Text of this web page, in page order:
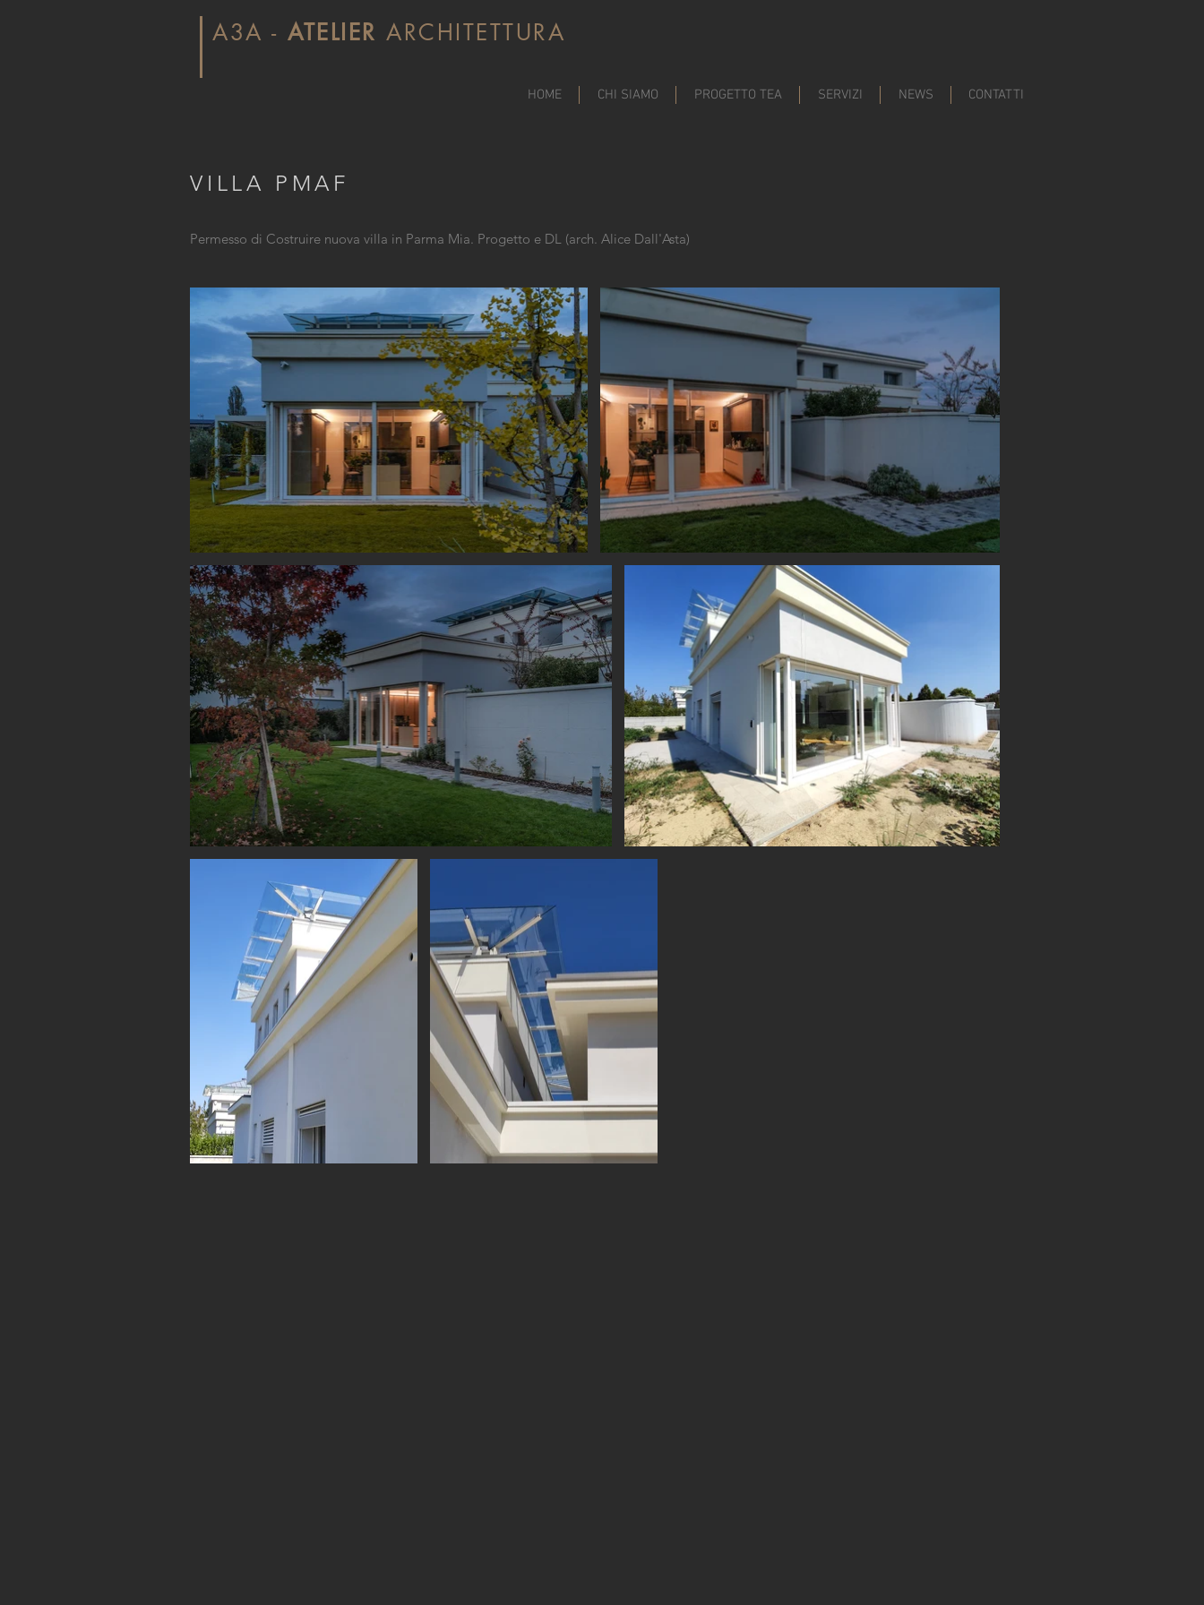
A3A - ATELIER ARCHITETTURA
HOME CHI SIAMO PROGETTO TEA SERVIZI NEWS CONTATTI
VILLA PMAF
Permesso di Costruire nuova villa in Parma Mia. Progetto e DL (arch. Alice Dall'Asta)